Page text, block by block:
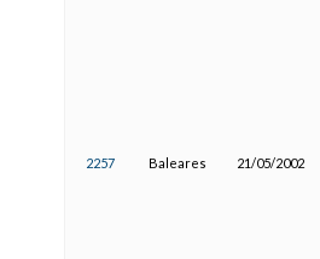
2257 Baleares 21/05/2002